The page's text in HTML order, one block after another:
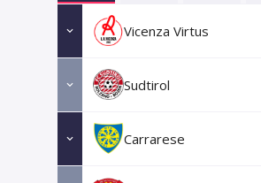
Vicenza Virtus
Sudtirol
Carrarese